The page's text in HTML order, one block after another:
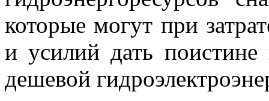
которые могут при
и усилий дать поистине
де­шевой